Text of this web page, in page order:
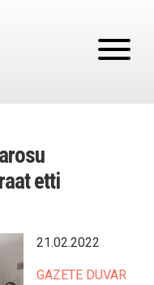
etti
21.02.2022
GAZETE DUVAR